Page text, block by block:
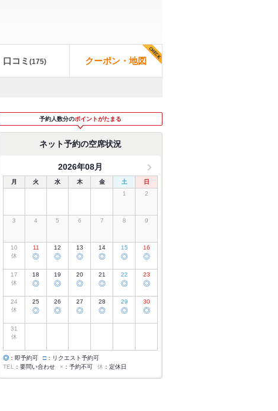
口コミ (175) クーポン・地図
予約人数分のポイントがたまる
ネット予約の空席状況
2026年08月
月 火 水 木 金 土
日
1
2
3 4 5 6 7 8 9
10
休
11
◎
12
◎
13
◎
14
◎
15
◎
16
◎
17
休
18
◎
19
◎
20
◎
21
◎
22
◎
23
◎
24
休
25
◎
26
◎
27
◎
28
◎
29
◎
30
◎
31
休
◎ ：即予約可 □ ：リクエスト予約可
TEL
：要問い合わせ × ：予約不可 休 ：定休日